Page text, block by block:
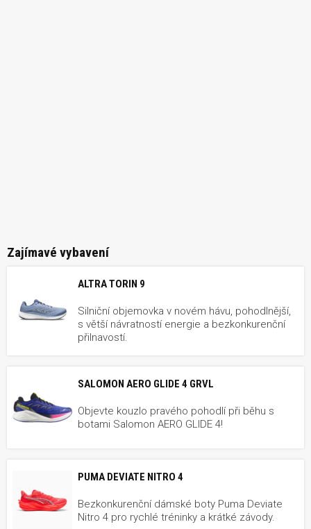
Zajímavé vybavení
ALTRA TORIN 9
Silniční objemovka v novém hávu, pohodlnější,
s větší návratností energie a bezkonkurenční
přilnavostí.
SALOMON AERO GLIDE 4 GRVL
Objevte kouzlo pravého pohodlí při běhu s
botami Salomon AERO GLIDE 4!
PUMA DEVIATE NITRO 4
Bezkonkurenční dámské boty Puma Deviate
Nitro 4 pro rychlé tréninky a krátké závody.